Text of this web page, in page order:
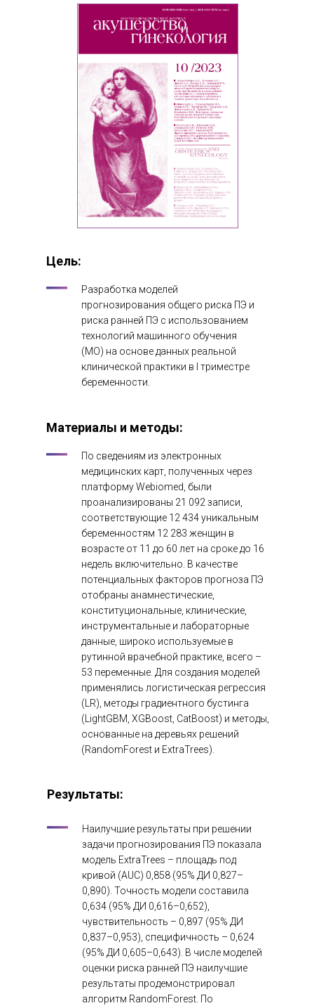
Результаты:
Цель:
Разработка моделей
прогнозирования общего риска ПЭ и
риска ранней ПЭ с использованием
технологий машинного обучения
(МО) на основе данных реальной
клинической практики в I триместре
беременности.
Наилучшие результаты при решении
задачи прогнозирования ПЭ показала
модель ExtraTrees – площадь под
кривой (AUC) 0,858 (95% ДИ 0,827–
0,890). Точность модели составила
0,634 (95% ДИ 0,616–0,652),
чувствительность – 0,897 (95% ДИ
0,837–0,953), специфичность – 0,624
(95% ДИ 0,605–0,643). В числе моделей
оценки риска ранней ПЭ наилучшие
результаты продемонстрировал
алгоритм RandomForest. По
Материалы и методы:
По сведениям из электронных
медицинских карт, полученных через
платформу Webiomed, были
проанализированы 21 092 записи,
соответствующие 12 434 уникальным
беременностям 12 283 женщин в
возрасте от 11 до 60 лет на сроке до 16
недель включительно. В качестве
потенциальных факторов прогноза ПЭ
отобраны анамнестические,
конституциональные, клинические,
инструментальные и лабораторные
данные, широко используемые в
рутинной врачебной практике, всего –
53 переменные. Для создания моделей
применялись логистическая регрессия
(LR), методы градиентного бустинга
(LightGBM, XGBoost, CatBoost) и методы,
основанные на деревьях решений
(RandomForest и ExtraTrees).